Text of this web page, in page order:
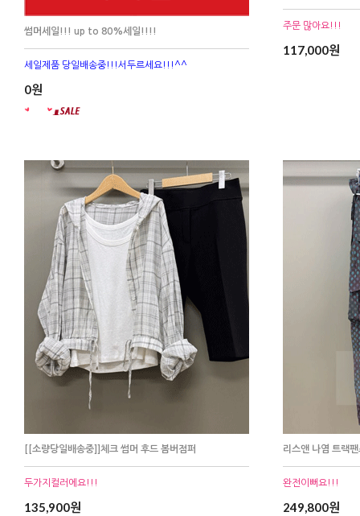
썸머세일!!! up to 80%세일!!!!
세일제품 당일배송중!!!서두르세요!!!^^
0원
주문 많아요!!!
117,000원
[[소량당일배송중]]체크 썸머 후드 봄버점퍼
두가지컬러에요!!!
135,900원
리스앤 나염 트랙팬
완전이뻐요!!!
249,800원